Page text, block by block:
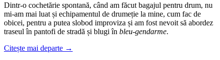
Dintr-o cochetărie spontană, când am făcut bagajul pentru drum, nu
mi-am mai luat și echipamentul de drumeție la mine, cum fac de
obicei, pentru a putea slobod improviza și am fost nevoit să abordez
traseul în pantofi de stradă și blugi în bleu-gendarme.
Citește mai departe →